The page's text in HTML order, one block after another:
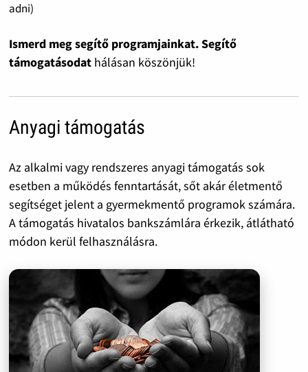
adni)
Ismerd meg segítő programjainkat. Segítő
támogatásodat hálásan köszönjük!
Anyagi támogatás
Az alkalmi vagy rendszeres anyagi támogatás sok
esetben a működés fenntartását, sőt akár életmentő
segítséget jelent a gyermekmentő programok számára.
A támogatás hivatalos bankszámlára érkezik, átlátható
módon kerül felhasználásra.